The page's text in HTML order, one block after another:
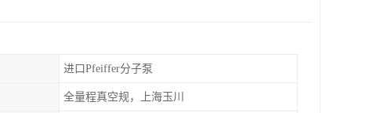
进口Pfeiffer分子泵
全量程真空规，上海玉川